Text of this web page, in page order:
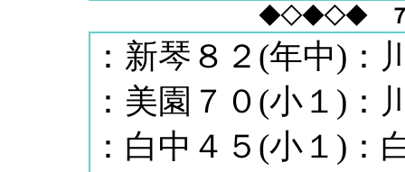
◆◇◆◇◆ ７
：新琴８２(年中)：
：美園７０(小１)：
：白中４５(小１)：